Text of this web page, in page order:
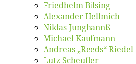
Fried­helm Bilsing
Alex­an­der Hellmich
Ni­klas Junghannß
Mi­cha­el Kaufmann
An­dre­as „Reeds“ Riedel
Lutz Scheuf­ler